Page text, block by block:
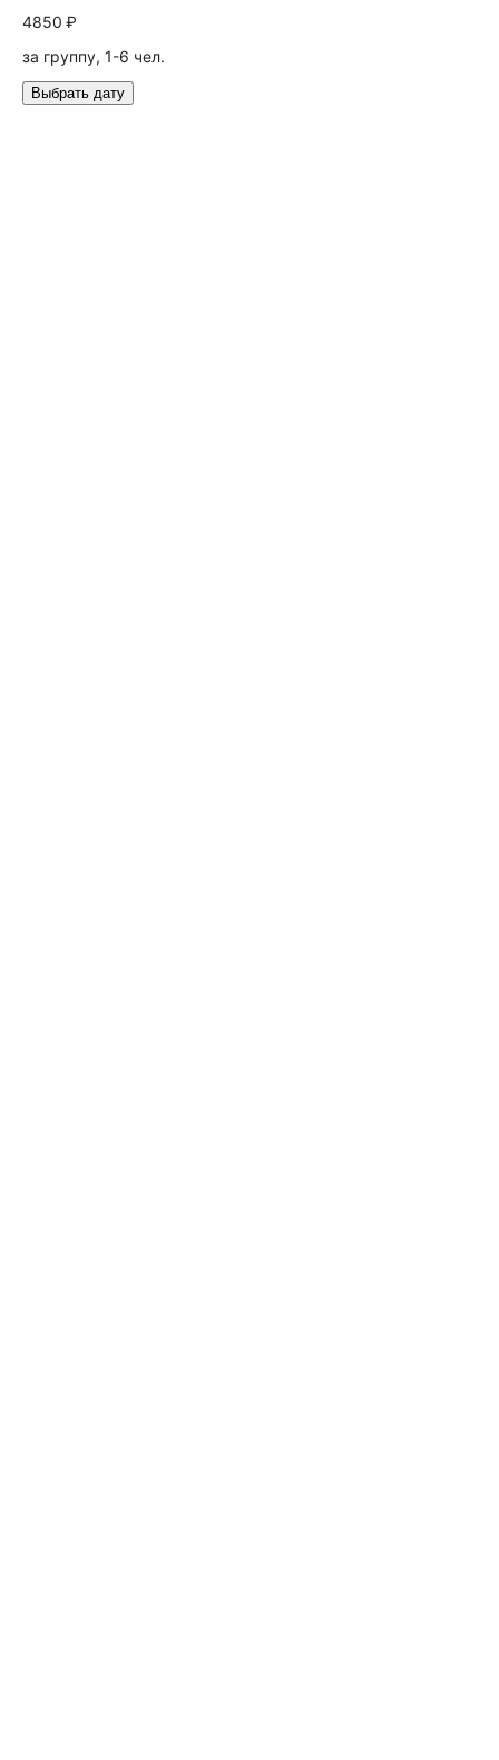
4850 ₽
за группу, 1-6 чел.
Выбрать дату